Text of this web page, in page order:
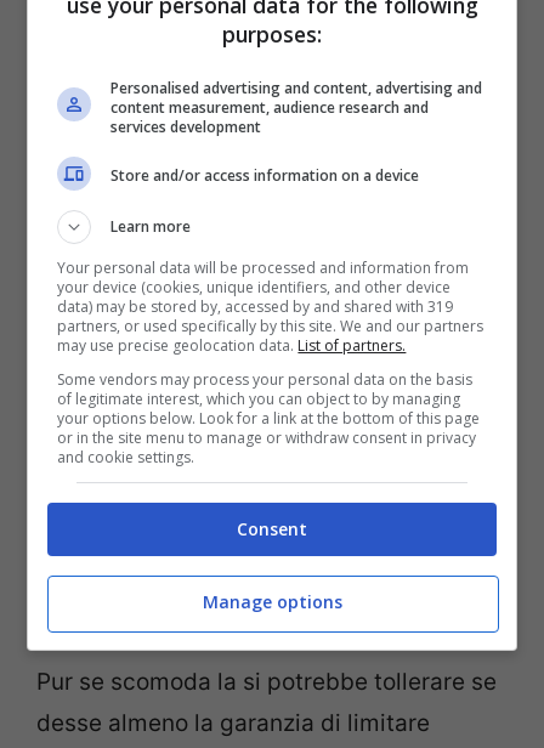
quanto mal tollerata dai clienti. Si affloscia
difficile usarla, per non parlare del
bocca con qualsiasi bibita.
Un prodotto sostenibile solo in apparenza. –
Pur se scomoda la si potrebbe tollerare se
desse almeno la garanzia di limitare
purposes:
Personalised advertising and content, advertising and
content measurement, audience research and
services development
Store and/or access information on a device
Learn more
Your personal data will be processed and information from
your device (cookies, unique identifiers, and other device
data) may be stored by, accessed by and shared with 319
partners, or used specifically by this site. We and our partners
may use precise geolocation data. List of partners.
Some vendors may process your personal data on the basis
of legitimate interest, which you can object to by managing
your options below. Look for a link at the bottom of this page
or in the site menu to manage or withdraw consent in privacy
and cookie settings.
Consent
Manage options